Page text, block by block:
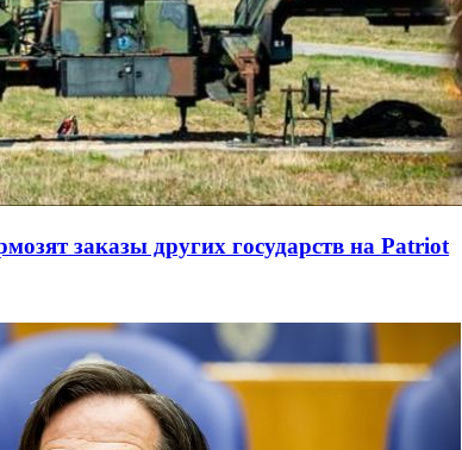
заказы других государств на Patriot